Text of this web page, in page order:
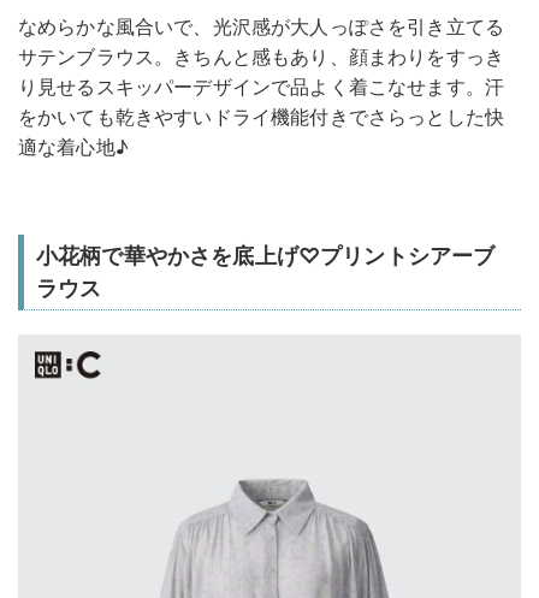
なめらかな風合いで、光沢感が大人っぽさを引き立てる
サテンブラウス。きちんと感もあり、顔まわりをすっき
り見せるスキッパーデザインで品よく着こなせます。汗
をかいても乾きやすいドライ機能付きでさらっとした快
適な着心地♪
小花柄で華やかさを底上げ♡プリントシアーブ
ラウス